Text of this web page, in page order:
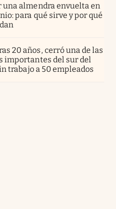
una almendra envuelta en
para qué sirve y por qué
20 años, cerró una de las
importantes del sur del
trabajo a 50 empleados